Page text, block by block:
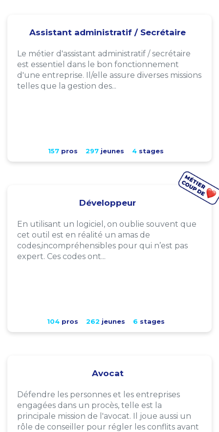
Assistant administratif / Secrétaire
Le métier d'assistant administratif / secrétaire
est essentiel dans le bon fonctionnement
d'une entreprise. Il/elle assure diverses missions
telles que la gestion des...
157pros 297jeunes 4stages
Développeur
En utilisant un logiciel, on oublie souvent que
cet outil est en réalité un amas de
codes,incompréhensibles pour qui n’est pas
expert. Ces codes ont...
104pros 262 jeunes 6 stages
Avocat
Défendre les personnes et les entreprises
engagées dans un procès, telle est la
principale mission de l'avocat. Il joue aussi un
rôle de conseiller pour régler les conflits avant